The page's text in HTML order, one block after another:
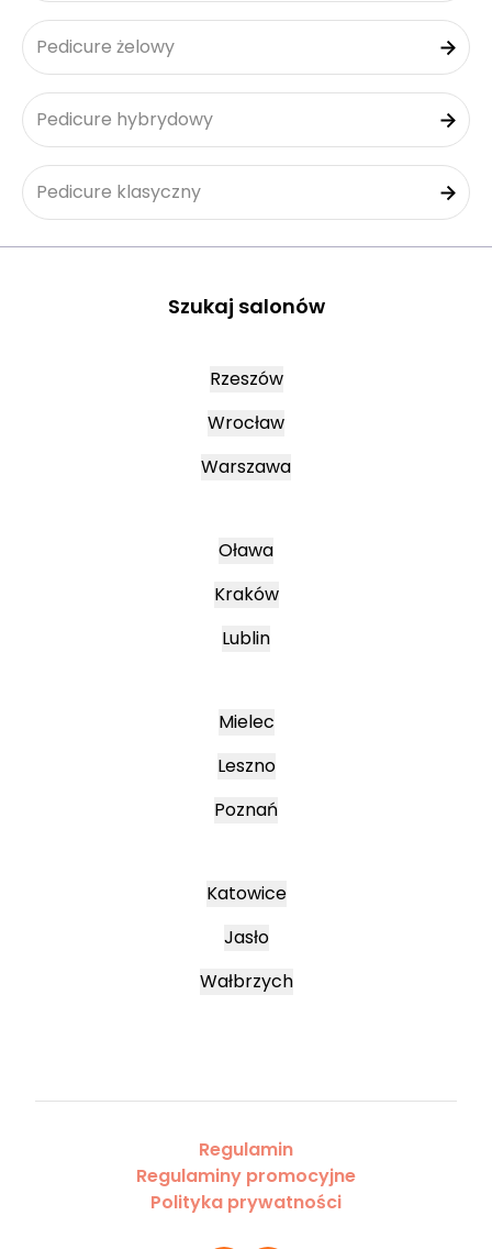
Pedicure żelowy
Pedicure hybrydowy
Pedicure klasyczny
Szukaj salonów
Rzeszów
Wrocław
Warszawa
Oława
Kraków
Lublin
Mielec
Leszno
Poznań
Katowice
Jasło
Wałbrzych
Regulamin
Regulaminy promocyjne
Polityka prywatności